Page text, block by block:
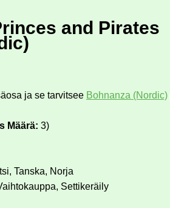
and Pirates
ja se tarvitsee Bohnanza (Nordic)
Määrä: 3)
Tanska, Norja
Settikeräily